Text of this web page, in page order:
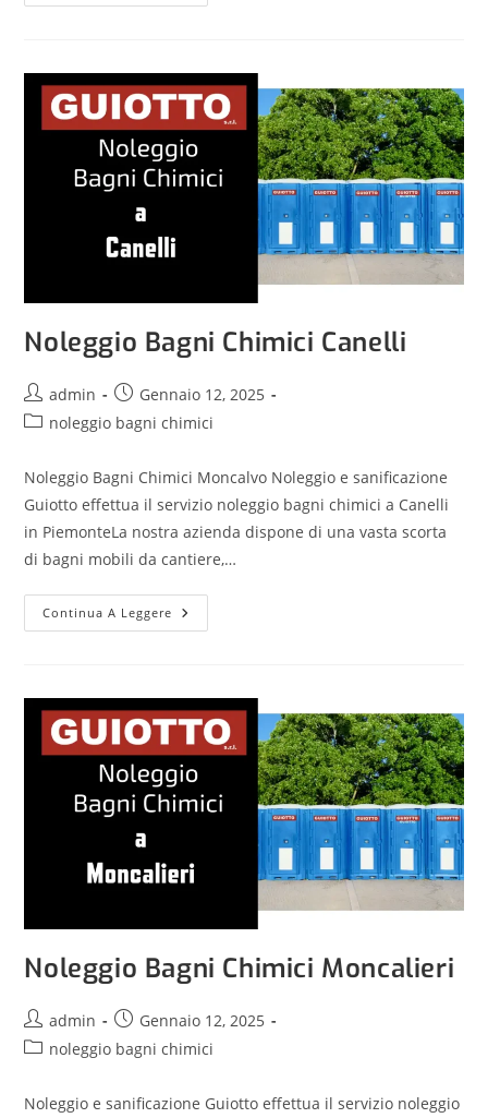
Noleggio Bagni Chimici Canelli
admin
Gennaio 12, 2025
noleggio bagni chimici
Noleggio Bagni Chimici Moncalvo Noleggio e sanificazione
Guiotto effettua il servizio noleggio bagni chimici a Canelli
in PiemonteLa nostra azienda dispone di una vasta scorta
di bagni mobili da cantiere,…
Continua A Leggere
Noleggio Bagni Chimici Moncalieri
admin
Gennaio 12, 2025
noleggio bagni chimici
Noleggio e sanificazione Guiotto effettua il servizio noleggio